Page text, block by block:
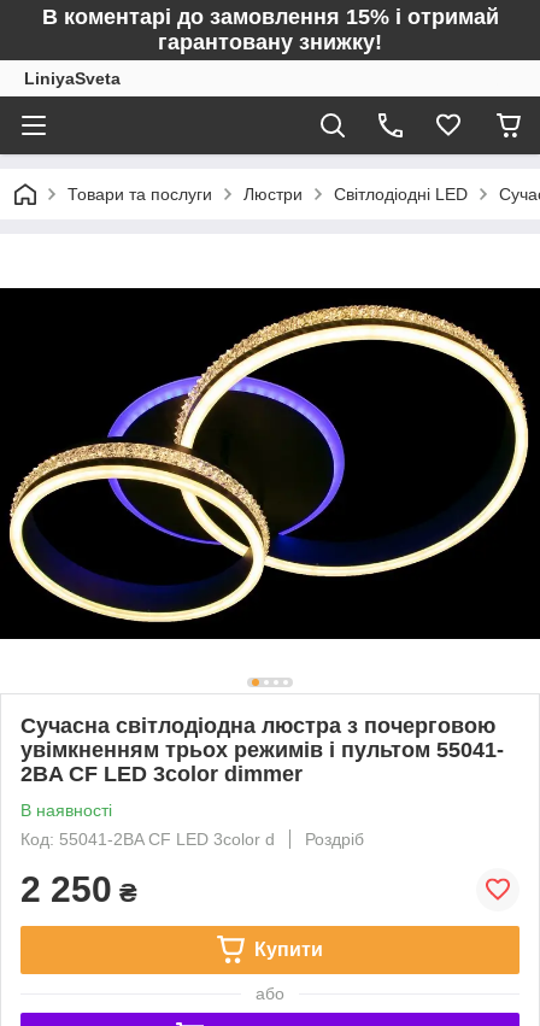
В коментарі до замовлення 15% і отримай
гарантовану знижку!
LiniyaSveta
Товари та послуги Люстри Світлодіодні LED
Сучасна світлодіодна люстра з почерговою
увімкненням трьох режимів і пультом 55041-
2BA CF LED 3color dimmer
В наявності
Код: 55041-2BA CF LED 3color d
Роздріб
2 250 ₴
Купити
або